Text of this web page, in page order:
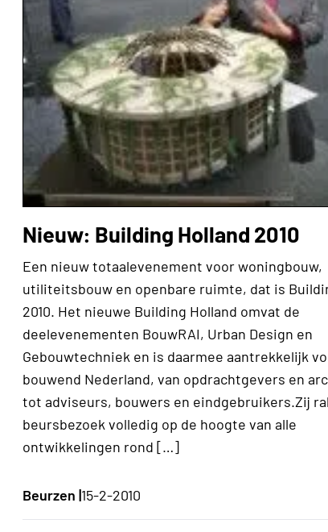
Nieuw: Building Holland 2010
Een nieuw totaalevenement voor woningbouw,
utiliteitsbouw en openbare ruimte, dat is
2010. Het nieuwe Building Holland omvat de
deelevenementen BouwRAI, Urban Design en
Gebouwtechniek en is daarmee aantrekkelijk
bouwend Nederland, van opdrachtgevers en
tot adviseurs, bouwers en eindgebruikers.Zij
beursbezoek volledig op de hoogte van alle
ontwikkelingen rond […]
Beurzen |15-2-2010